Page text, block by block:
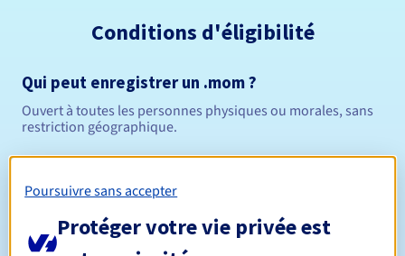
Conditions d'éligibilité
Qui peut enregistrer un .mom ?
Ouvert à toutes les personnes physiques ou morales, sans
restriction géographique.
Durée de réservation Entre 1 et 10 ans
Poursuivre sans accepter
Protéger votre vie privée est